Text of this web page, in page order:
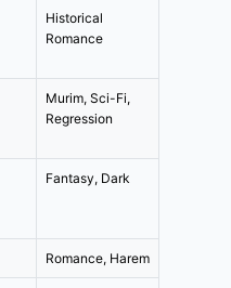
Historical
Romance
Murim, Sci-Fi,
Regression
Fantasy, Dark
Romance, Harem